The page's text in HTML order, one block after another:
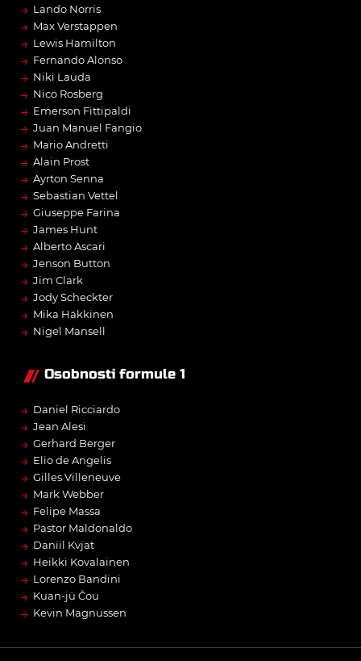
→ Lando Norris
→ Max Verstappen
→ Lewis Hamilton
→ Fernando Alonso
→ Niki Lauda
→ Nico Rosberg
→ Emerson Fittipaldi
→ Juan Manuel Fangio
→ Mario Andretti
→ Alain Prost
→ Ayrton Senna
→ Sebastian Vettel
→ Giuseppe Farina
→ James Hunt
→ Alberto Ascari
→ Jenson Button
→ Jim Clark
→ Jody Scheckter
→ Mika Häkkinen
→ Nigel Mansell
Osobnosti formule 1
→ Daniel Ricciardo
→ Jean Alesi
→ Gerhard Berger
→ Elio de Angelis
→ Gilles Villeneuve
→ Mark Webber
→ Felipe Massa
→ Pastor Maldonaldo
→ Daniil Kvjat
→ Heikki Kovalainen
→ Lorenzo Bandini
→ Kuan-jü Čou
→ Kevin Magnussen